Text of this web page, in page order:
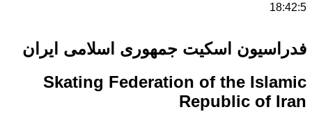
18:42:6
فدراسیون اسکیت جمهوری اسلامی ایران
Skating Federation of the Islamic
Republic of Iran